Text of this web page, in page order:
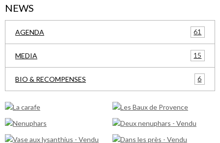
NEWS
AGENDA 61
MEDIA 15
BIO & RECOMPENSES 6